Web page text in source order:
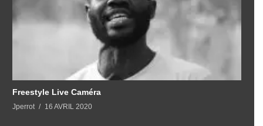
Freestyle Live Caméra
Jperrot 16 AVRIL 2020